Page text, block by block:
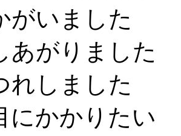
がいました
あがりました
れしました
にかかりたい